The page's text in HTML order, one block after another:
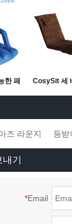
한 패 CosySit 세
즈 라운지 등받
기
*Email